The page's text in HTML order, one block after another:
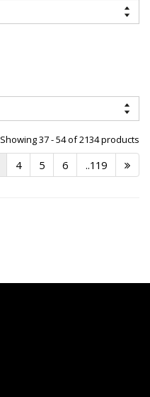
Showing 37 - 54 of 2134 products
4 5 6 ..119